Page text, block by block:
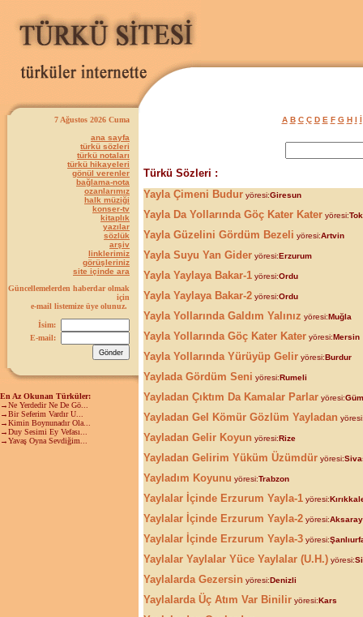
7 Ağustos 2026 Cuma
ana sayfa
türkü sözleri
türkü notaları
türkü hikayeleri
gönül verenler
bağlama-nota
ozanlarımız
halk müziği
konser-tv
kitaplık
yazılar
sözlük
arşiv
linklerimiz
görüşleriniz
site içinde ara
Güncellemelerden haberdar olmak
için
e-mail listemize üye olunuz.
İsim:
E-mail:
En Az Okunan Türküler:
→Ne Yerdedir Ne De Gö...
→Bir Seferim Vardır U...
→Kimin Boynunadır Ola...
→Duy Sesimi Ey Vefası...
→Yavaş Oyna Sevdiğim...
A B C Ç D E F G H I İ
Türkü Sözleri :
Yayla Çimeni Budur yöresi:Giresun
Yayla Da Yollarında Göç Kater Kater yöresi:
Yayla Güzelini Gördüm Bezeli yöresi:Artvin
Yayla Suyu Yan Gider yöresi:Erzurum
Yayla Yaylaya Bakar-1 yöresi:Ordu
Yayla Yaylaya Bakar-2 yöresi:Ordu
Yayla Yollarında Galdım Yalınız yöresi:Muğla
Yayla Yollarında Göç Kater Kater yöresi:Mersin
Yayla Yollarında Yürüyüp Gelir yöresi:Burdur
Yaylada Gördüm Seni yöresi:Rumeli
Yayladan Çıktım Da Kamalar Parlar yöresi:
Yayladan Gel Kömür Gözlüm Yayladan
Yayladan Gelir Koyun yöresi:Rize
Yayladan Gelirim Yüküm Üzümdür yöresi:
Yayladım Koyunu yöresi:Trabzon
Yaylalar İçinde Erzurum Yayla-1 yöresi:
Yaylalar İçinde Erzurum Yayla-2 yöresi:Aksaray
Yaylalar İçinde Erzurum Yayla-3 yöresi:
Yaylalar Yaylalar Yüce Yaylalar (U.H.) yöresi:
Yaylalarda Gezersin yöresi:Denizli
Yaylalarda Üç Atım Var Binilir yöresi:Kars